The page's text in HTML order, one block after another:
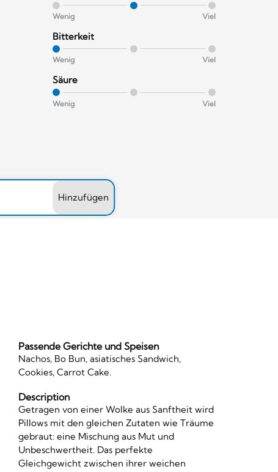
Wenig Viel
Bitterkeit
Wenig Viel
Säure
Wenig Viel
Hinzufügen
Passende Gerichte und Speisen
Nachos, Bo Bun, asiatisches Sandwich,
Cookies, Carrot Cake.
Description
Getragen von einer Wolke aus Sanftheit wird
Pillows mit den gleichen Zutaten wie Träume
gebraut: eine Mischung aus Mut und
Unbeschwertheit. Das perfekte
Gleichgewicht zwischen ihrer weichen